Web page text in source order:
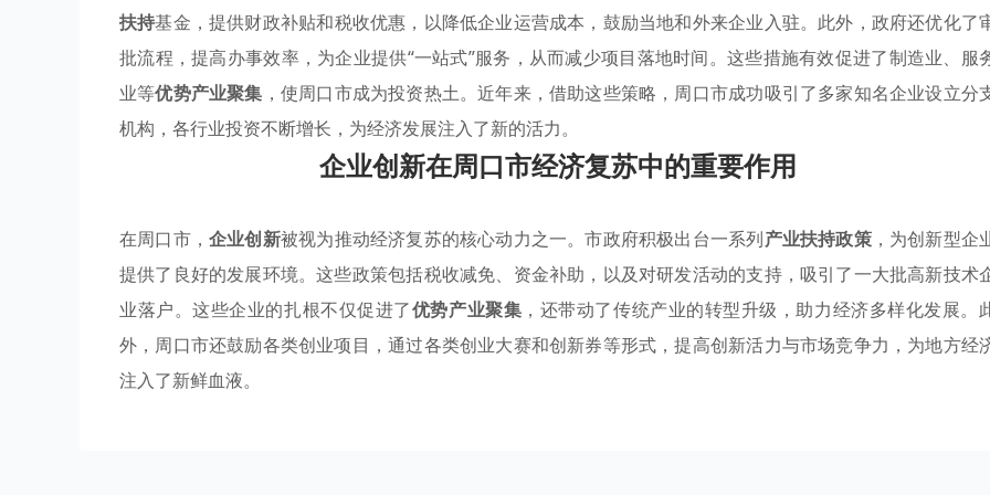
扶持基金，提供财政补贴和税收优惠，以降低企业运营成本，鼓励当地和外来企业入驻。此外，政府还优化了
批流程，提高办事效率，为企业提供“一站式”服务，从而减少项目落地时间。这些措施有效促进了制造业、服
业等优势产业聚集 ，使周口市成为投资热土。近年来，借助这些策略，周口市成功吸引了多家知名企业设立分
机构，各行业投资不断增长，为经济发展注入了新的活力。
企业创新在周口市经济复苏中的重要作用
在周口市，企业创新被视为推动经济复苏的核心动力之一。市政府积极出台一系列产业扶持政策，为创新型企
提供了良好的发展环境。这些政策包括税收减免、资金补助，以及对研发活动的支持，吸引了一大批高新技术
业落户。这些企业的扎根不仅促进了优势产业聚集 ，还带动了传统产业的转型升级，助力经济多样化发展。
外，周口市还鼓励各类创业项目，通过各类创业大赛和创新券等形式，提高创新活力与市场竞争力，为地方经
注入了新鲜血液。